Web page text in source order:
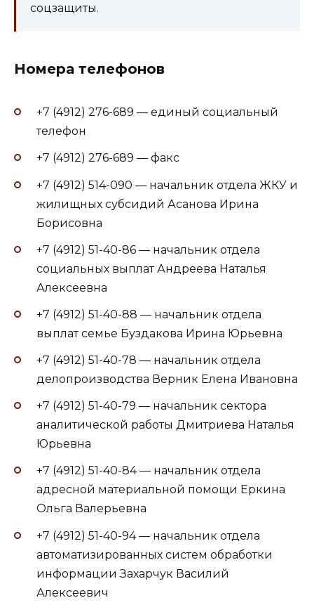
соцзащиты.
Номера телефонов
+7 (4912) 276-689 — единый социальный
телефон
+7 (4912) 276-689 — факс
+7 (4912) 514-090 — начальник отдела ЖКУ и
жилищных субсидий Асанова Ирина
Борисовна
+7 (4912) 51-40-86 — начальник отдела
социальных выплат Андреева Наталья
Алексеевна
+7 (4912) 51-40-88 — начальник отдела
выплат семье Буздакова Ирина Юрьевна
+7 (4912) 51-40-78 — начальник отдела
делопроизводства Верник Елена Ивановна
+7 (4912) 51-40-79 — начальник сектора
аналитической работы Дмитриева Наталья
Юрьевна
+7 (4912) 51-40-84 — начальник отдела
адресной материальной помощи Еркина
Ольга Валерьевна
+7 (4912) 51-40-94 — начальник отдела
автоматизированных систем обработки
информации Захарчук Василий
Алексеевич